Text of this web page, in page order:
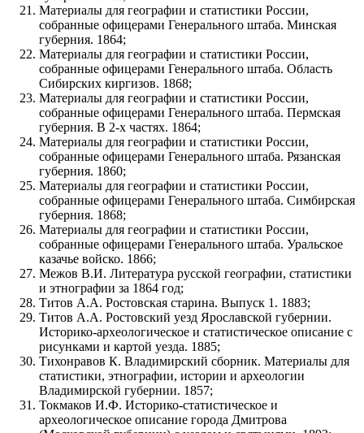
Материалы для географии и статистики России,
собранные офицерами Генерального штаба. Минская
губерния. 1864;
Материалы для географии и статистики России,
собранные офицерами Генерального штаба. Область
Сибирских киргизов. 1868;
Материалы для географии и статистики России,
собранные офицерами Генерального штаба. Пермская
губерния. В 2-х частях. 1864;
Материалы для географии и статистики России,
собранные офицерами Генерального штаба. Рязанская
губерния. 1860;
Материалы для географии и статистики России,
собранные офицерами Генерального штаба. Симбирская
губерния. 1868;
Материалы для географии и статистики России,
собранные офицерами Генерального штаба. Уральское
казачье войско. 1866;
Межов В.И. Литература русской географии, статистики
и этнографии за 1864 год;
Титов А.А. Ростовская старина. Выпуск 1. 1883;
Титов А.А. Ростовский уезд Ярославской губернии.
Историко-археологическое и статистическое описание с
рисунками и картой уезда. 1885;
Тихонравов К. Владимирский сборник. Материалы для
статистики, этнографии, истории и археологии
Владимирской губернии. 1857;
Токмаков И.Ф. Историко-статистическое и
археологическое описание города Дмитрова